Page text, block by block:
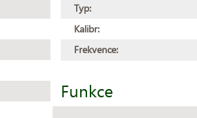
Typ:
Kalibr:
Frekvence:
Funkce